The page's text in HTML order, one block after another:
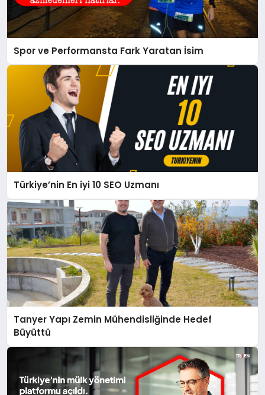
Spor ve Performansta Fark Yaratan İsim
Türkiye’nin En iyi 10 SEO Uzmanı
Tanyer Yapı Zemin Mühendisliğinde Hedef
Büyüttü